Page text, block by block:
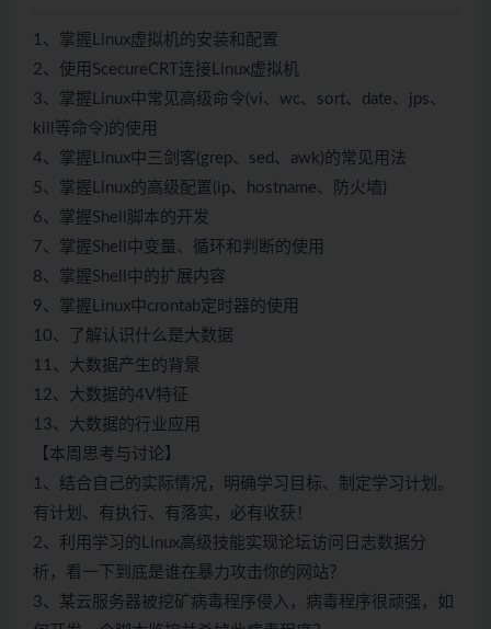
1、掌握Linux虚拟机的安装和配置
2、使用ScecureCRT连接Linux虚拟机
3、掌握Linux中常见高级命令(vi、wc、sort、date、jps、
kill等命令)的使用
4、掌握Linux中三剑客(grep、sed、awk)的常见用法
5、掌握Linux的高级配置(ip、hostname、防火墙)
6、掌握Shell脚本的开发
7、掌握Shell中变量、循环和判断的使用
8、掌握Shell中的扩展内容
9、掌握Linux中crontab定时器的使用
10、了解认识什么是大数据
11、大数据产生的背景
12、大数据的4V特征
13、大数据的行业应用
【本周思考与讨论】
1、结合自己的实际情况，明确学习目标、制定学习计划。
有计划、有执行、有落实，必有收获！
2、利用学习的Linux高级技能实现论坛访问日志数据分
析，看一下到底是谁在暴力攻击你的网站？
3、某云服务器被挖矿病毒程序侵入，病毒程序很顽强，如